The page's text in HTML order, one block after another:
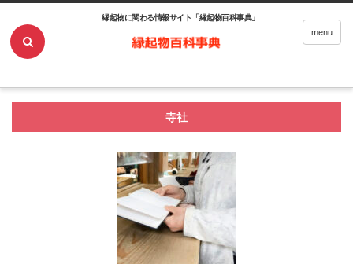
縁起物に関わる情報サイト「縁起物百科事典」
menu
寺社